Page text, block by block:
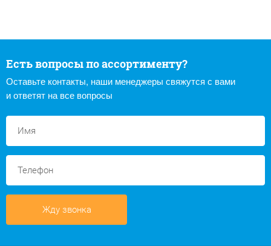
Есть вопросы по ассортименту?
Оставьте контакты, наши менеджеры свяжутся с вами
и ответят на все вопросы
Жду звонка